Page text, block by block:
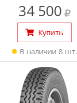
34 500
Купить
В наличии 8 шт.